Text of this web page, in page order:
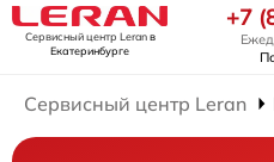
Сервисный центр Leranв
Екатеринбурге
+7
Сервисный центр Leran